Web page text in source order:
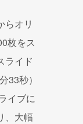
らオリ
枚をス
ライド
33秒）
イブに
、大幅